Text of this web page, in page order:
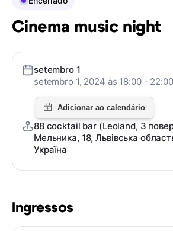
Ingressos
Cinema music night
setembro 1
setembro 1, 2024 às 18:00 -
88 cocktail bar (Leoland, 3
Мельника, 18, Львівська
Україна